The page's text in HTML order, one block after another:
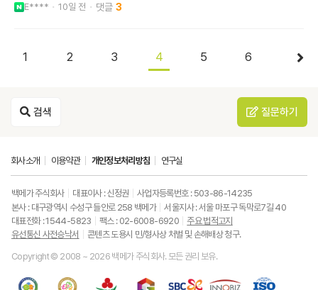
E**** 10일 전 3
1 2 3 4 5 6
검색 질문하기
회사소개 이용약관 개인정보처리방침 연구실
백메가 주식회사 대표이사 : 신정권
사업자등록번호 : 503-86-14235
본사 : 대구광역시 수성구 들안로 258 백메가
서울지사 : 서울 마포구 독막로7길 40
대표전화 : 1544-5823
팩스 : 02-6008-6920
주요 법적고지
유선통신 사전승낙서
콘텐츠 도용시 민/형사상 처벌 및 손해배상 청구.
Copyright © 2008 ~ 2026 백메가 주식회사. 모든 권리 보유.
중
중
ISO9001